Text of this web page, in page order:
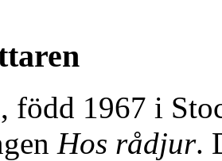
född 1967 i
Hos rådjur.